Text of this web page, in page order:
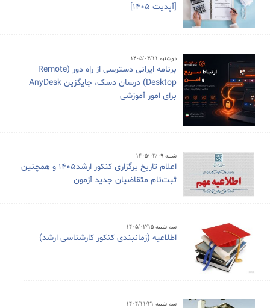
[آپدیت 1405]
دوشنبه ۱۴۰۵/۰۳/۱۱
برنامه ایرانی دسترسی از راه دور (Remote
Desktop) درسان دسک، جایگزین AnyDesk
برای امور آموزشی
شنبه ۱۴۰۵/۰۳/۰۹
اعلام تاریخ برگزاری کنکور ارشد1405 و همچنین
ثبت‌نام متقاضیان جدید آزمون
سه شنبه ۱۴۰۵/۰۲/۱۵
اطلاعیه (زمانبندی کنکور کارشناسی ارشد)
سه شنبه ۱۴۰۴/۱۱/۲۱